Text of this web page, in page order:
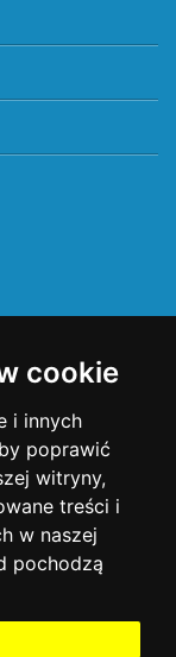
cookie
i innych
poprawić
witryny,
treści i
w naszej
pochodzą
reserved.